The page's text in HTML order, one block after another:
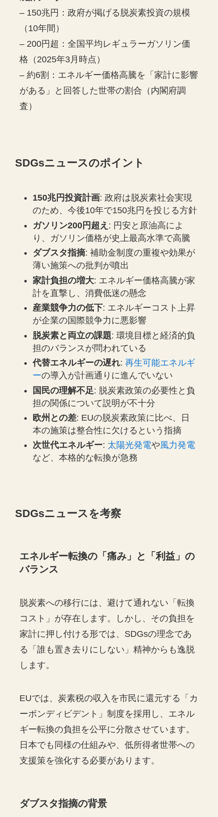
– 150兆円：政府が掲げる脱炭素投資の規模
（10年間）
– 200円超：全国平均レギュラーガソリン価
格（2025年3月時点）
– 約6割：エネルギー価格高騰を「家計に影響
がある」と回答した世帯の割合（内閣府調
査）
SDGsニュースのポイント
150兆円投資計画: 政府は脱炭素社会実現
のため、今後10年で150兆円を投じる方針
ガソリン200円超え : 円安と原油高によ
り、ガソリン価格が史上最高水準で高騰
ダブスタ指摘: 補助金制度の重複や効果が
薄い施策への批判が噴出
家計負担の増大: エネルギー価格高騰が家
計を直撃し、消費低迷の懸念
産業競争力の低下: エネルギーコスト上昇
が企業の国際競争力に悪影響
脱炭素と両立の課題: 環境目標と経済的負
担のバランスが問われている
代替エネルギーの遅れ:再生可能エネルギ
ーの導入が計画通りに進んでいない
国民の理解不足: 脱炭素政策の必要性と負
担の関係について説明が不十分
欧州との差: EUの脱炭素政策に比べ、日
本の施策は整合性に欠けるという指摘
次世代エネルギー: 太陽光発電や風力発電
など、本格的な転換が急務
SDGsニュースを考察
エネルギー転換の「痛み」と「利益」の
バランス
脱炭素への移行には、避けて通れない「転換
コスト」が存在します。しかし、その負担を
家計に押し付ける形では、SDGsの理念であ
る「誰も置き去りにしない」精神からも逸脱
します。
EUでは、炭素税の収入を市民に還元する「カ
ーボンディビデント」制度を採用し、エネル
ギー転換の負担を公平に分散させています。
日本でも同様の仕組みや、低所得者世帯への
支援策を強化する必要があります。
ダブスタ指摘の背景